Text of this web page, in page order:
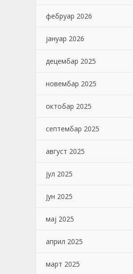
фебруар 2026
јануар 2026
децембар 2025
новембар 2025
октобар 2025
септембар 2025
август 2025
јул 2025
јун 2025
мај 2025
април 2025
март 2025